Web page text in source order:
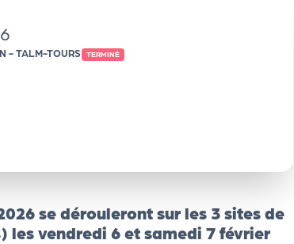
- TALM-TOURS TERMINÉ
se dérouleront sur les 3 sites de
les vendredi 6 et samedi 7 février